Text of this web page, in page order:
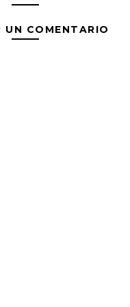
UN COMENTARIO